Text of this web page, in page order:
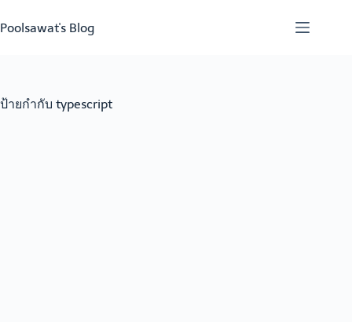
to
content
Poolsawat's Blog
ป้ายกำกับ typescript